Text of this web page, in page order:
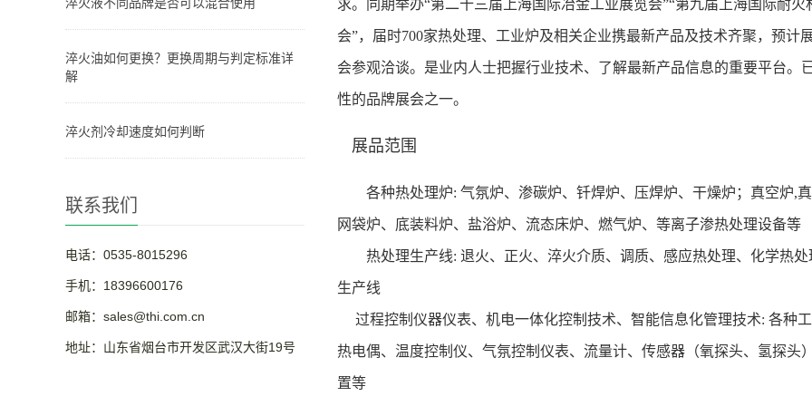
淬火油如何更换？更换周期与判定标准详
解
淬火剂冷却速度如何判断
联系我们
电话：0535-8015296
手机：18396600176
邮箱：sales@thi.com.cn
地址：山东省烟台市开发区武汉大街19号
求。同期举办“第二十三届上海国际冶金工业展览会”“第九届上海国际耐
会”，届时700家热处理、工业炉及相关企业携最新产品及技术齐聚，预计
会参观洽谈。是业内人士把握行业技术、了解最新产品信息的重要平台
性的品牌展会之一。
展品范围
各种热处理炉: 气氛炉、渗碳炉、钎焊炉、压焊炉、干燥炉；真空炉,
网袋炉、底装料炉、 盐浴炉、流态床炉、燃气炉、等离子渗热处理设备等
热处理生产线: 退火、正火、 淬火介质、调质、感应热处理、化学热
生产线
过程控制仪器仪表、机电一体化控制技术、智能信息化管理技术: 各种
热电偶、温度控制仪、气氛控制仪表、流量计、传感器（氧探头、氢探头
置等